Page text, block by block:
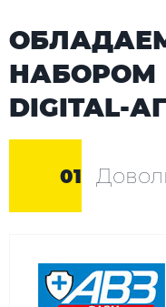
НАБОРОМ
DIGITAL-
01